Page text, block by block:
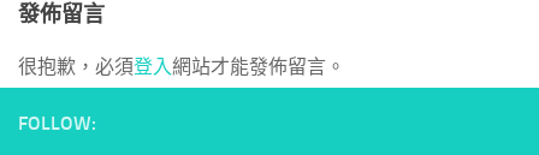
發佈留言
很抱歉，必須登入網站才能發佈留言。
FOLLOW: